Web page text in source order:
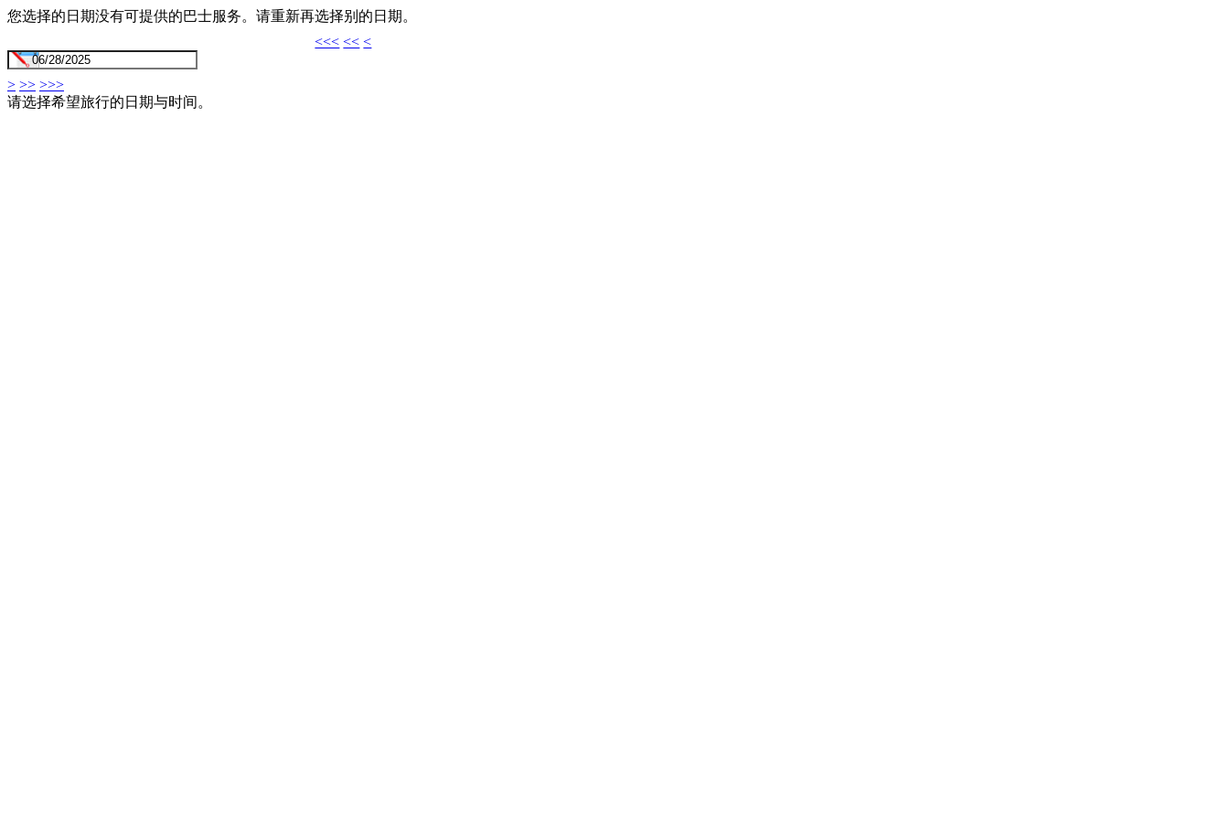
您选择的日期没有可提供的巴士服务。请重新再选择别的日期。
<<< << <
> >> >>>
请选择希望旅行的日期与时间。